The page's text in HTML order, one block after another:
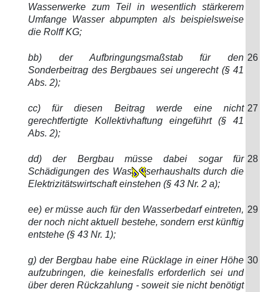
Wasserwerke zum Teil in wesentlich stärkerem
Umfange Wasser abpumpten als beispielsweise
die Rolff KG;
bb) der Aufbringungsmaßstab für den
Sonderbeitrag des Bergbaues sei ungerecht (§ 41
Abs. 2);
26
cc) für diesen Beitrag werde eine nicht
gerechtfertigte Kollektivhaftung eingeführt (§ 41
Abs. 2);
27
dd) der Bergbau müsse dabei sogar für
Schädigungen des Was
serhaushalts durch die
Elektrizitätswirtschaft einstehen (§ 43 Nr. 2 a);
28
ee) er müsse auch für den Wasserbedarf eintreten,
der noch nicht aktuell bestehe, sondern erst künftig
entstehe (§ 43 Nr. 1);
29
g) der Bergbau habe eine Rücklage in einer Höhe
aufzubringen, die keinesfalls erforderlich sei und
über deren Rückzahlung - soweit sie nicht benötigt
30